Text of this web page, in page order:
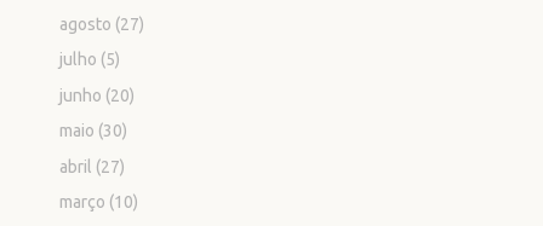
agosto (27)
julho (5)
junho (20)
maio (30)
abril (27)
março (10)